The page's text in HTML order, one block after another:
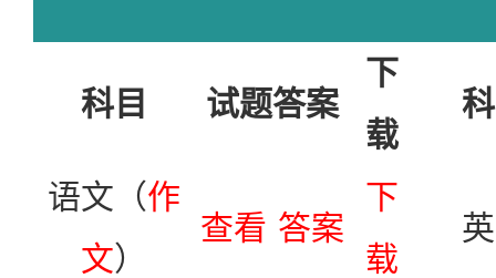
科目 试题答案
下
载
语文（作
文）
查看 答案
下
载